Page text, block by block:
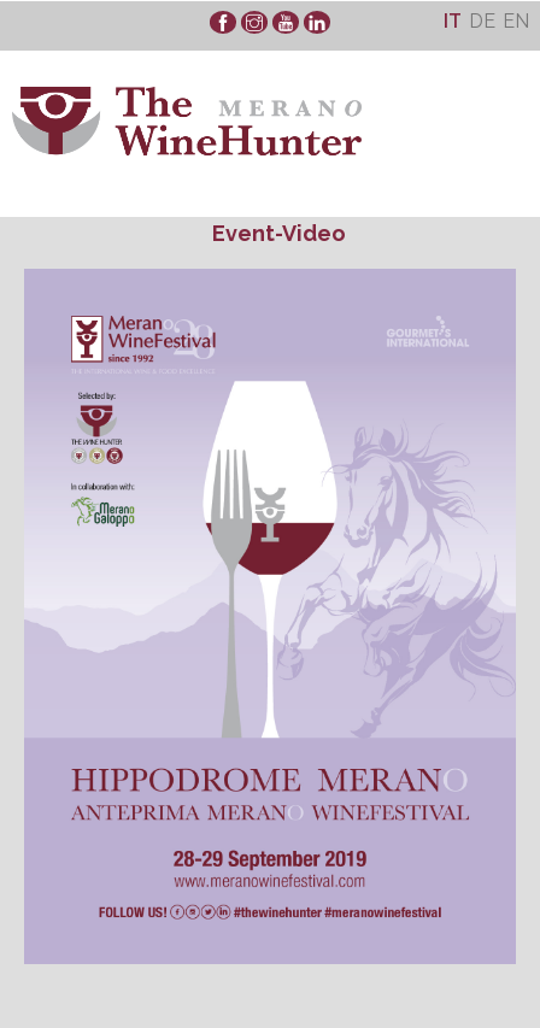
IT DE EN
Event-Video